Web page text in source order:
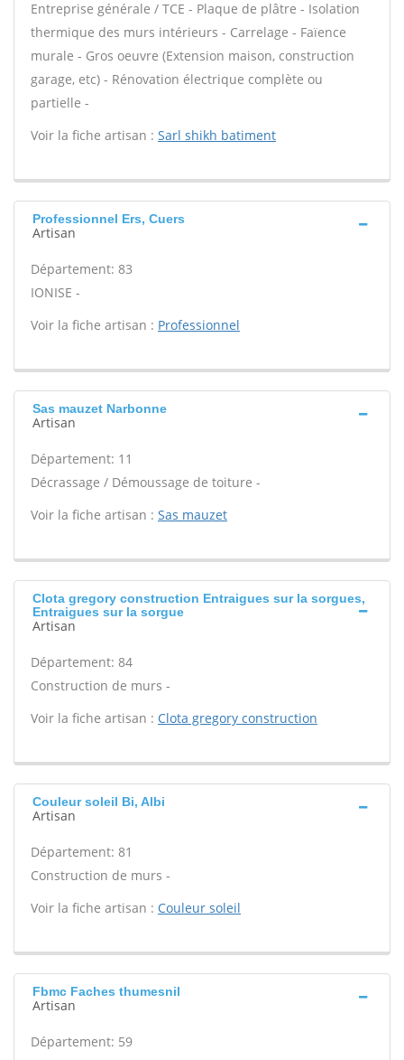
Entreprise générale / TCE - Plaque de plâtre - Isolation
thermique des murs intérieurs - Carrelage - Faïence
murale - Gros oeuvre (Extension maison, construction
garage, etc) - Rénovation électrique complète ou
partielle -
Voir la fiche artisan : Sarl shikh batiment
Professionnel Ers, Cuers
Artisan
Département: 83
IONISE -
Voir la fiche artisan : Professionnel
Sas mauzet Narbonne
Artisan
Département: 11
Décrassage / Démoussage de toiture -
Voir la fiche artisan : Sas mauzet
Clota gregory construction Entraigues sur la sorgues,
Entraigues sur la sorgue
Artisan
Département: 84
Construction de murs -
Voir la fiche artisan : Clota gregory construction
Couleur soleil Bi, Albi
Artisan
Département: 81
Construction de murs -
Voir la fiche artisan : Couleur soleil
Fbmc Faches thumesnil
Artisan
Département: 59